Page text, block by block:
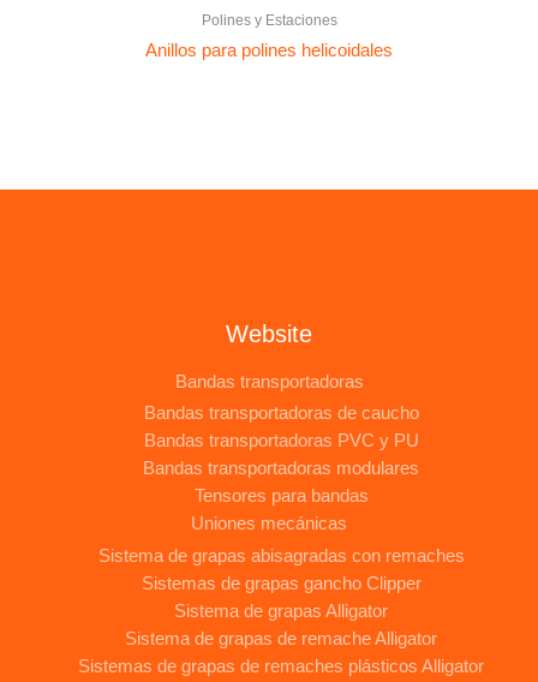
Polines y Estaciones
Anillos para polines helicoidales
Website
Bandas transportadoras
Bandas transportadoras de caucho
Bandas transportadoras PVC y PU
Bandas transportadoras modulares
Tensores para bandas
Uniones mecánicas
Sistema de grapas abisagradas con remaches
Sistemas de grapas gancho Clipper
Sistema de grapas Alligator
Sistema de grapas de remache Alligator
Sistemas de grapas de remaches plásticos Alligator